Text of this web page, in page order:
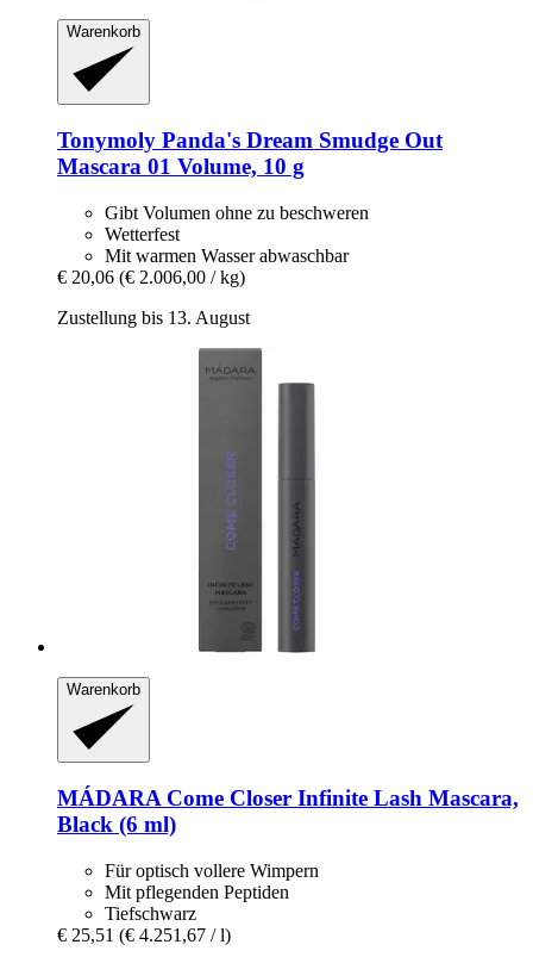
Warenkorb
Tonymoly Panda's Dream Smudge Out
Mascara 01 Volume, 10 g
Gibt Volumen ohne zu beschweren
Wetterfest
Mit warmen Wasser abwaschbar
€ 20,06 (€ 2.006,00 / kg)
Zustellung bis 13. August
Warenkorb
MÁDARA Come Closer Infinite Lash Mascara,
Black (6 ml)
Für optisch vollere Wimpern
Mit pflegenden Peptiden
Tiefschwarz
€ 25,51 (€ 4.251,67 / l)